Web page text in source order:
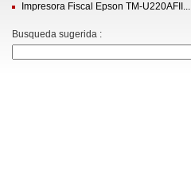
Impresora Fiscal Epson TM-U220AFII...
Busqueda sugerida :